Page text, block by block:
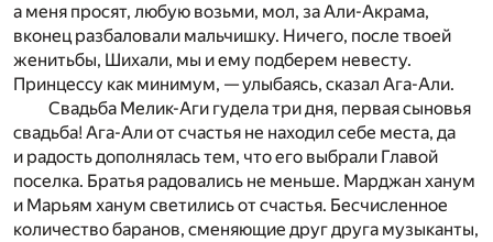
а меня просят, любую возьми, мол, за Али-Акрама,
вконец разбаловали мальчишку. Ничего, после твоей
женитьбы, Шихали, мы и ему подберем невесту.
Принцессу как минимум, — улыбаясь, сказал Ага-Али.
Свадьба Мелик-Аги гудела три дня, первая сыновья
свадьба! Ага-Али от счастья не находил себе места, да
и радость дополнялась тем, что его выбрали Главой
поселка. Братья радовались не меньше. Марджан ханум
и Марьям ханум светились от счастья. Бесчисленное
количество баранов, сменяющие друг друга музыканты,